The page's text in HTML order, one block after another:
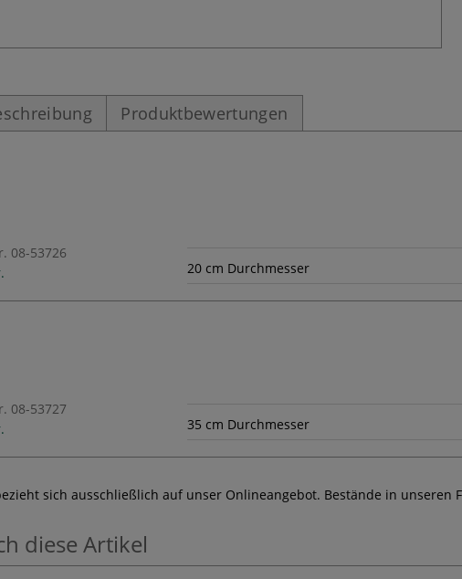
Produktbewertungen
08-53726
20 cm Durchmesser
08-53727
35 cm Durchmesser
sich ausschließlich auf unser Onlineangebot. Bestände in unseren
diese Artikel